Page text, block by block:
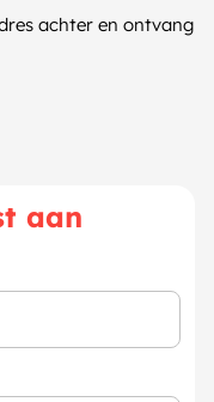
achter en ontvang
aan